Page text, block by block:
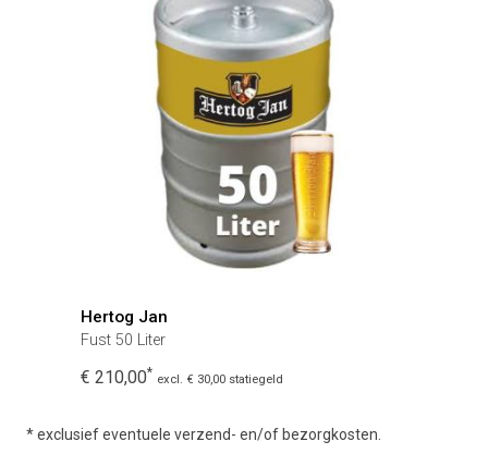
Hertog Jan
Fust 50 Liter
€ 210,00* excl. € 30,00 statiegeld
* exclusief eventuele verzend- en/of bezorgkosten.